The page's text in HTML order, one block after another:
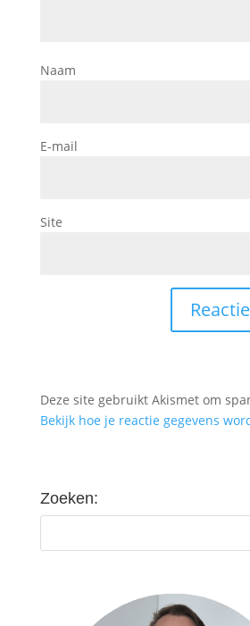
Naam
E-mail
Site
Deze site gebruikt Akismet om
Bekijk hoe je reactie gegevens
Zoeken: